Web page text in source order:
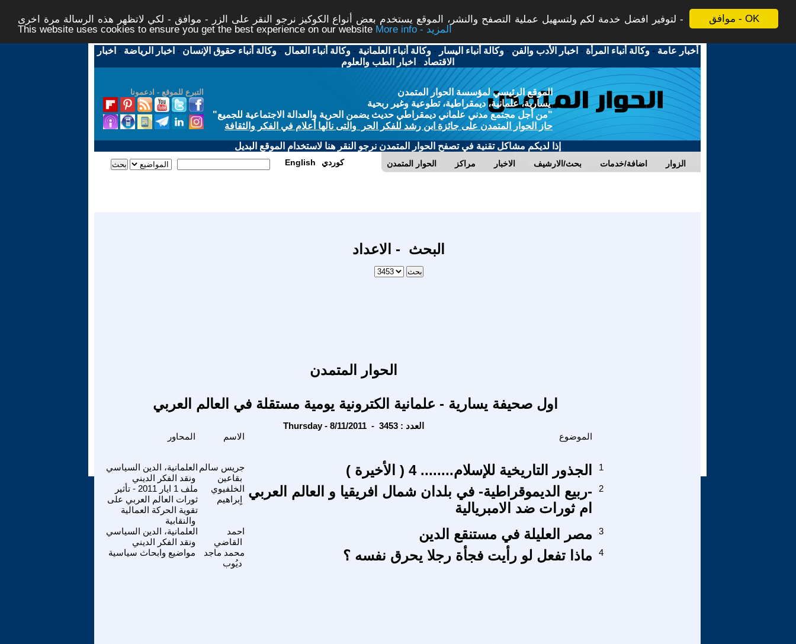
موافق - OK
لتوفير افضل خدمة لكم ولتسهيل عملية التصفح والنشر، الموقع يستخدم بعض أنواع الكوكيز نرجو النقر على الزر - موافق - لكي لاتظهر هذه الرسالة مرة اخرى -
This website uses cookies to ensure you get the best experience on our website
More info - المزيد
أخبار عامة -وكالة أنباء المرأة - اخبار الأدب والفن -وكالة أنباء اليسار -وكالة أنباء العلمانية -وكالة أنباء العمال -وكالة أنباء حقوق الإنسان - اخبار الرياضة - اخبار
الاقتصاد - اخبار الطب والعلوم
التبرع للموقع - ادعمونا
الموقع الرئيسي لمؤسسة الحوار المتمدن
يسارية، علمانية، ديمقراطية، تطوعية وغير ربحية
"من أجل مجتمع مدني علماني ديمقراطي حديث يضمن الحرية والعدالة الاجتماعية للجميع"
حاز الحوار المتمدن على جائزة ابن رشد للفكر الحر والتى نالها أعلام في الفكر والثقافة
إذا لديكم مشاكل تقنية في تصفح الحوار المتمدن نرجو النقر هنا لاستخدام الموقع البديل
الحوار المتمدن مراكز الاخبار بحث/الارشيف اضافة/خدمات الزوار English كوردي
البحث - الاعداد
الحوار المتمدن
اول صحيفة يسارية - علمانية الكترونية يومية مستقلة في العالم العربي
Thursday - 8/11/2011 - العدد : 3453
الاسم الموضوع
العلمانية، الدين السياسي
ونقد الفكر الديني
جريس سالم
بقاعين
الجذور التاريخية للإسلام........ 4 ( الأخيرة ) 1
ملف 1 ايار 2011 - تأثير
ثورات العالم العربي على
تقوية الحركة العمالية
والنقابية
الخلفيوي
اٍبراهيم
-ربيع الديموقراطية- في بلدان شمال افريقيا و العالم العربي
ام ثورات ضد الامبريالية
2
العلمانية، الدين السياسي
ونقد الفكر الديني
احمد
القاضي
مصر العليلة في مستنقع الدين 3
مواضيع وابحاث سياسية
محمد ماجد
ديُوب
ماذا تفعل لو رأيت فجأة رجلا يحرق نفسه ؟ 4